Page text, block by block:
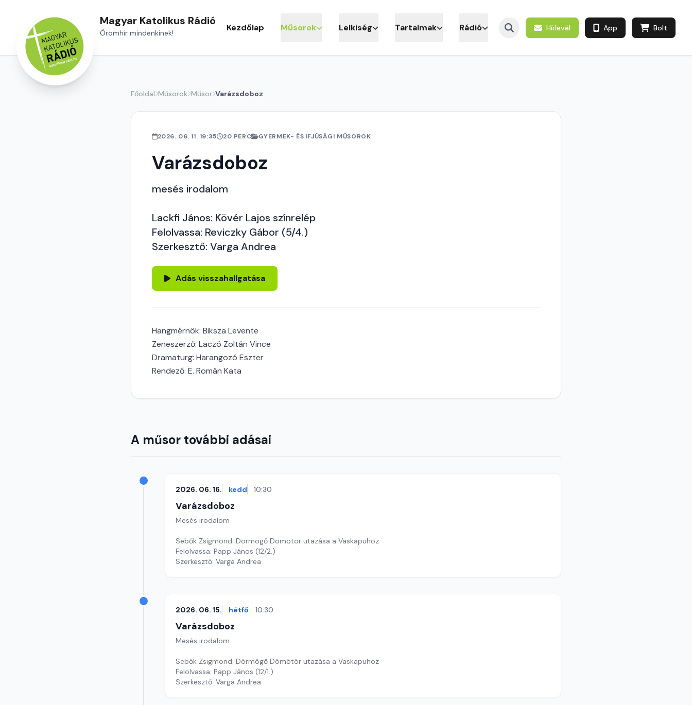
Magyar Katolikus Rádió
Örömhír mindenkinek! Kezdőlap Műsorok Lelkiség Tartalmak Rádió Hírlevél App Bolt
Főoldal Műsorok Műsor Varázsdoboz
2026. 06. 11. 19:35 20 PERC GYERMEK- ÉS IFJÚSÁGI MŰSOROK
Varázsdoboz
mesés irodalom
Lackfi János: Kövér Lajos színrelép
Felolvassa: Reviczky Gábor (5/4.)
Szerkesztő: Varga Andrea
Adás visszahallgatása
Hangmérnök: Biksza Levente
Zeneszerző: Laczó Zoltán Vince
Dramaturg: Harangozó Eszter
Rendező: E. Román Kata
A műsor további adásai
2026. 06. 16. kedd 10:30
Varázsdoboz
Mesés irodalom
Sebők Zsigmond: Dörmögő Dömötör utazása a Vaskapuhoz
Felolvassa: Papp János (12/2.)
Szerkesztő: Varga Andrea
2026. 06. 15. hétfő 10:30
Varázsdoboz
Mesés irodalom
Sebők Zsigmond: Dörmögő Dömötör utazása a Vaskapuhoz
Felolvassa: Papp János (12/1.)
Szerkesztő: Varga Andrea